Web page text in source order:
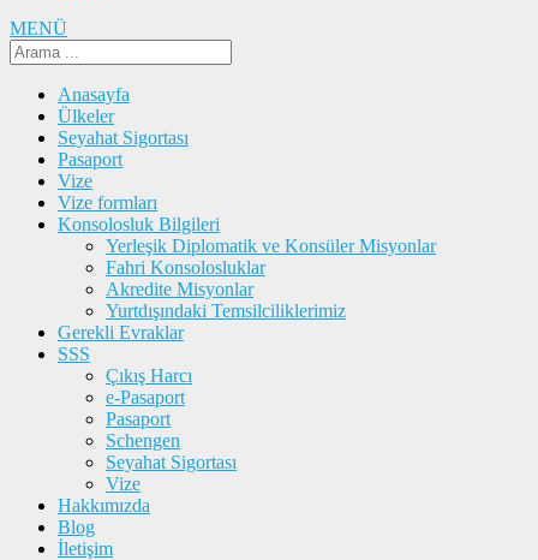
MENÜ
Anasayfa
Ülkeler
Seyahat Sigortası
Pasaport
Vize
Vize formları
Konsolosluk Bilgileri
Yerleşik Diplomatik ve Konsüler Misyonlar
Fahri Konsolosluklar
Akredite Misyonlar
Yurtdışındaki Temsilciliklerimiz
Gerekli Evraklar
SSS
Çıkış Harcı
e-Pasaport
Pasaport
Schengen
Seyahat Sigortası
Vize
Hakkımızda
Blog
İletişim